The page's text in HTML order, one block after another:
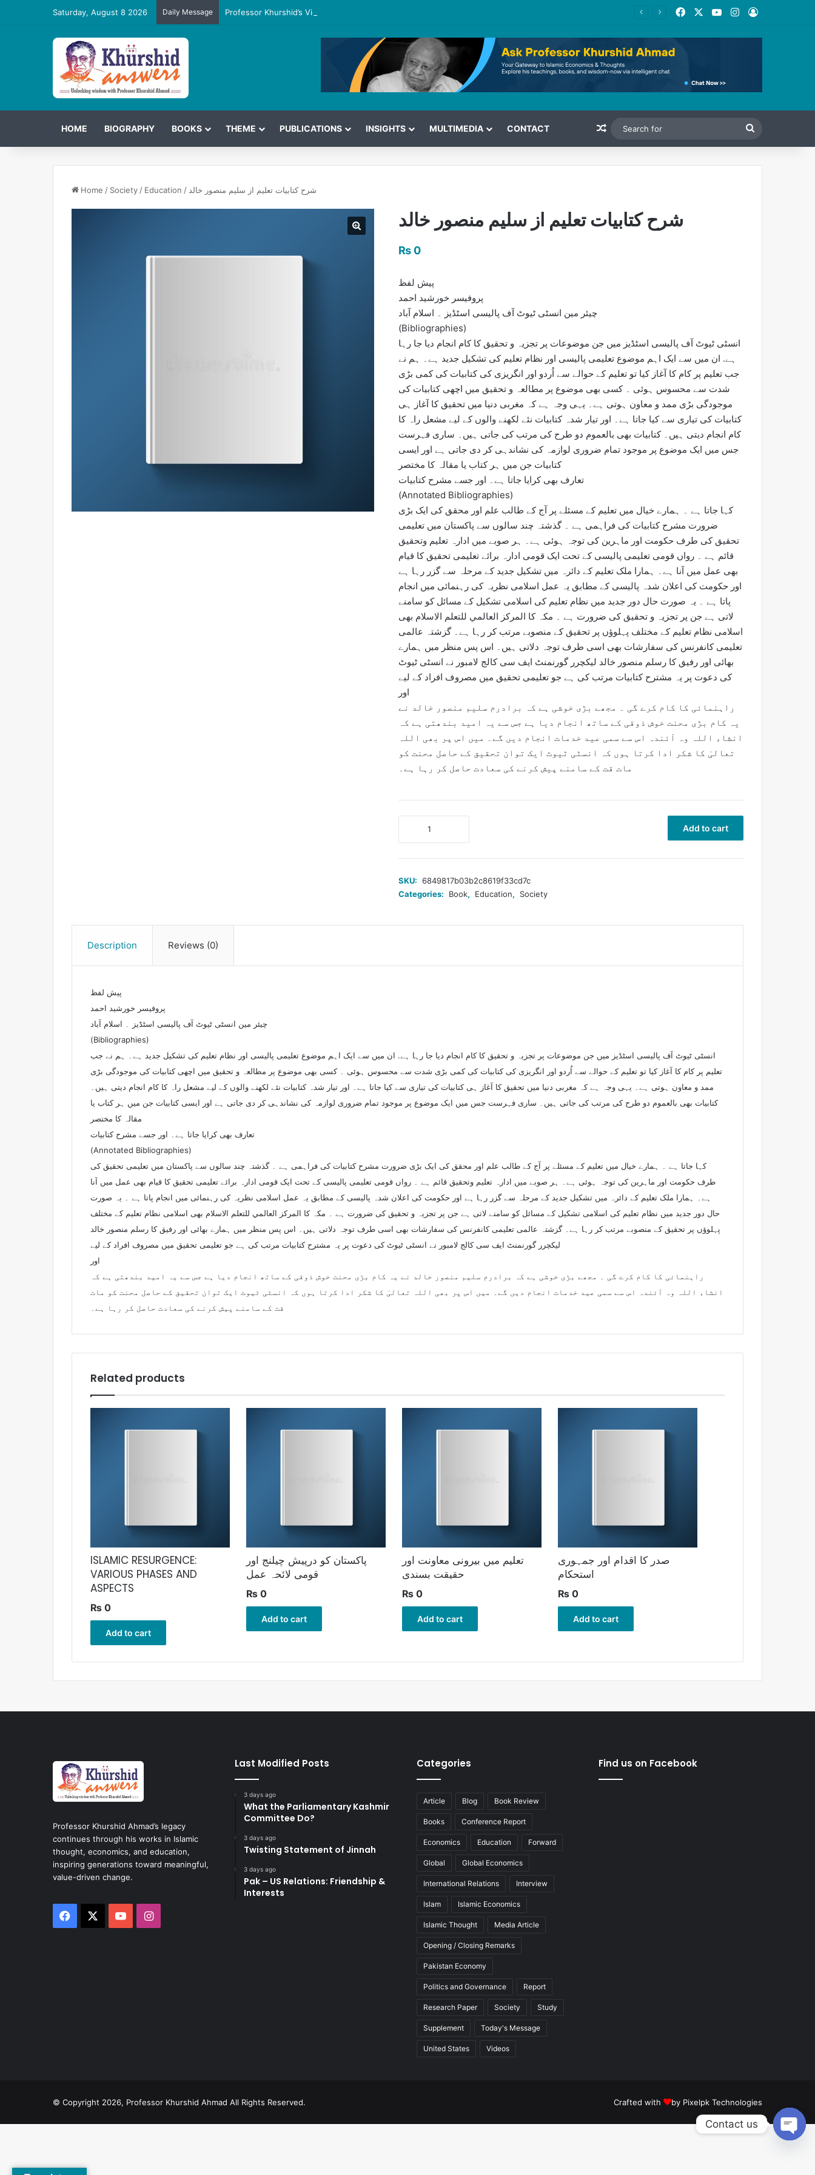
Saturday, August 8 2026 Daily Message Professor Khurshid’s View on the G7 Meeting FacebookYouTubeInstagram
Log In
HOME BIOGRAPHY BOOKS THEME PUBLICATIONS INSIGHTS MULTIMEDIA CONTACT Random Article
for
Home / Society / Education / شرح کتابیات تعلیم از سلیم منصور خالد
شرح کتابیات تعلیم از سلیم منصور خالد
₨0
پیش لفظ
پروفیسر خورشید احمد
چیئر مین انسٹی ٹیوٹ آف پالیسی اسٹڈیز ۔ اسلام آباد
(Bibliographies)
انسٹی ٹیوٹ آف پالیسی اسٹڈیز میں جن موضوعات پر تجزیہ و تحقیق کا کام انجام دیا جا رہا
ہے. ان میں سے ایک اہم موضوع تعلیمی پالیسی اور نظام تعلیم کی تشکیل جدید ہے۔ ہم نے
جب تعلیم پر کام کا آغاز کیا تو تعلیم کے حوالے سے اُردو اور انگریزی کی کتابیات کی کمی بڑی
شدت سے محسوس ہوئی ۔ کسی بھی موضوع پر مطالعہ و تحقیق میں اچھی کتابیات کی
موجودگی بڑی ممد و معاون ہوتی ہے۔ یہی وجہ ہے کہ مغربی دنیا میں تحقیق کا آغاز ہی
کتابیات کی تیاری سے کیا جاتا ہے۔ اور تیار شدہ کتابیات نئے لکھنے والوں کے لیے مشعل راہ کا
کام انجام دیتی ہیں۔ کتابیات بھی بالعموم دو طرح کی مرتب کی جاتی ہیں۔ ساری فہرست
جس میں ایک موضوع پر موجود تمام ضروری لوازمہ کی نشاندہی کر دی جاتی ہے اور ایسی
کتابیات جن میں ہر کتاب یا مقالہ کا مختصر
تعارف بھی کرایا جاتا ہے۔ اور جسے مشرح کتابیات
(Annotated Bibliographies)
کہا جاتا ہے ۔ ہمارے خیال میں تعلیم کے مسئلے پر آج کے طالب علم اور محقق کی ایک بڑی
ضرورت مشرح کتابیات کی فراہمی ہے ۔ گذشتہ چند سالوں سے پاکستان میں تعلیمی
تحقیق کی طرف حکومت اور ماہرین کی توجہ ہوئی ہے۔ ہر صوبے میں ادارہ تعلیم وتحقیق
قائم ہے ۔ رواں قومی تعلیمی پالیسی کے تحت ایک قومی ادارہ برائے تعلیمی تحقیق کا قیام
بھی عمل میں آنا ہے۔ ہمارا ملک تعلیم کے دائرہ میں تشکیل جدید کے مرحلہ سے گزر رہا ہے
اور حکومت کی اعلان شدہ پالیسی کے مطابق یہ عمل اسلامی نظریہ کی رہنمائی میں انجام
پاتا ہے ۔ یہ صورت حال دور جدید میں نظام تعلیم کی اسلامی تشکیل کے مسائل کو سامنے
لاتی ہے جن پر تجزیہ و تحقیق کی ضرورت ہے ۔ مکہ کا المركز العالمي للتعلم الاسلام بھی
اسلامی نظام تعلیم کے مختلف پہلوؤں پر تحقیق کے منصوبے مرتب کر رہا ہے۔ گزشتہ عالمی
تعلیمی کانفرنس کی سفارشات بھی اسی طرف توجہ دلاتی ہیں۔ اس پس منظر میں ہمارے
بھائی اور رفیق کا رسلم منصور خالد لیکچرر گورنمنٹ ایف سی کالج لامبور نے انسٹی ٹیوٹ
کی دعوت پر یہ مشترح کتابیات مرتب کی ہے جو تعلیمی تحقیق میں مصروف افراد کے لیے
اور
راہنمائی کا کام کرے گی ۔ مجھے بڑی خوشی ہے کہ برادرم سلیم منصور خالد نے
یہ کام بڑی محنت خوش ذوقی کے ساتھ انجام دیا ہے جس سے یہ امید بندھتی ہے کہ
انشاء اللہ وہ آئندہ اس سے سمی عید خدمات انجام دیں گے۔ میں اس پر بھی اللہ
تعالیٰ کا شکر ادا کرتا ہوں کہ انسٹی ٹیوٹ ایک توان تحقیق کے حاصل محنت کو
مات قت کے سامنے پیش کرنے کی سعادت حاصل کر رہا ہے۔
از
منصور
خالد
Add to cart
SKU: 6849817b03b2c8619f33cd7c
Categories:
Book, Education, Society
Description Reviews (0)
پیش لفظ
پروفیسر خورشید احمد
چیئر مین انسٹی ٹیوٹ آف پالیسی اسٹڈیز ۔ اسلام آباد
(Bibliographies)
انسٹی ٹیوٹ آف پالیسی اسٹڈیز میں جن موضوعات پر تجزیہ و تحقیق کا کام انجام دیا جا رہا ہے. ان میں سے ایک اہم موضوع تعلیمی پالیسی اور نظام تعلیم کی تشکیل جدید ہے۔ ہم نے جب
تعلیم پر کام کا آغاز کیا تو تعلیم کے حوالے سے اُردو اور انگریزی کی کتابیات کی کمی بڑی شدت سے محسوس ہوئی ۔ کسی بھی موضوع پر مطالعہ و تحقیق میں اچھی کتابیات کی موجودگی بڑی
ممد و معاون ہوتی ہے۔ یہی وجہ ہے کہ مغربی دنیا میں تحقیق کا آغاز ہی کتابیات کی تیاری سے کیا جاتا ہے۔ اور تیار شدہ کتابیات نئے لکھنے والوں کے لیے مشعل راہ کا کام انجام دیتی ہیں۔
کتابیات بھی بالعموم دو طرح کی مرتب کی جاتی ہیں۔ ساری فہرست جس میں ایک موضوع پر موجود تمام ضروری لوازمہ کی نشاندہی کر دی جاتی ہے اور ایسی کتابیات جن میں ہر کتاب یا
مقالہ کا مختصر
تعارف بھی کرایا جاتا ہے۔ اور جسے مشرح کتابیات
(Annotated Bibliographies)
کہا جاتا ہے ۔ ہمارے خیال میں تعلیم کے مسئلے پر آج کے طالب علم اور محقق کی ایک بڑی ضرورت مشرح کتابیات کی فراہمی ہے ۔ گذشتہ چند سالوں سے پاکستان میں تعلیمی تحقیق کی
طرف حکومت اور ماہرین کی توجہ ہوئی ہے۔ ہر صوبے میں ادارہ تعلیم وتحقیق قائم ہے ۔ رواں قومی تعلیمی پالیسی کے تحت ایک قومی ادارہ برائے تعلیمی تحقیق کا قیام بھی عمل میں آنا
ہے۔ ہمارا ملک تعلیم کے دائرہ میں تشکیل جدید کے مرحلہ سے گزر رہا ہے اور حکومت کی اعلان شدہ پالیسی کے مطابق یہ عمل اسلامی نظریہ کی رہنمائی میں انجام پاتا ہے ۔ یہ صورت
حال دور جدید میں نظام تعلیم کی اسلامی تشکیل کے مسائل کو سامنے لاتی ہے جن پر تجزیہ و تحقیق کی ضرورت ہے ۔ مکہ کا المركز العالمي للتعلم الاسلام بھی اسلامی نظام تعلیم کے مختلف
پہلوؤں پر تحقیق کے منصوبے مرتب کر رہا ہے۔ گزشتہ عالمی تعلیمی کانفرنس کی سفارشات بھی اسی طرف توجہ دلاتی ہیں۔ اس پس منظر میں ہمارے بھائی اور رفیق کا رسلم منصور خالد
لیکچرر گورنمنٹ ایف سی کالج لامبور نے انسٹی ٹیوٹ کی دعوت پر یہ مشترح کتابیات مرتب کی ہے جو تعلیمی تحقیق میں مصروف افراد کے لیے
اور
راہنمائی کا کام کرے گی ۔ مجھے بڑی خوشی ہے کہ برادرم سلیم منصور خالد نے یہ کام بڑی محنت خوش ذوقی کے ساتھ انجام دیا ہے جس سے یہ امید بندھتی ہے کہ
انشاء اللہ وہ آئندہ اس سے سمی عید خدمات انجام دیں گے۔ میں اس پر بھی اللہ تعالیٰ کا شکر ادا کرتا ہوں کہ انسٹی ٹیوٹ ایک توان تحقیق کے حاصل محنت کو مات
قت کے سامنے پیش کرنے کی سعادت حاصل کر رہا ہے۔
Related products
ISLAMIC RESURGENCE:
VARIOUS PHASES AND
ASPECTS
₨ 0
Add to cart
پاکستان کو درپیش چیلنج اور
قومی لائحہ عمل
₨0
Add to cart
تعلیم میں بیرونی معاونت اور
حقیقت بسندی
₨0
Add to cart
صدر کا اقدام اور جمہوری
استحکام
₨0
Add to cart
Professor Khurshid Ahmad’s legacy
continues through his works in Islamic
thought, economics, and education,
inspiring generations toward meaningful,
value-driven change.
Facebook YouTubeInstagram
Last Modified Posts
3 days ago
What the Parliamentary Kashmir
Committee Do?
3 days ago
Twisting Statement of Jinnah
3 days ago
Pak – US Relations: Friendship &
Interests
Categories
Article Blog Book Review
Books Conference Report
Economics Education Forward
Global Global Economics
International Relations Interview
Islam Islamic Economics
Islamic Thought Media Article
Opening / Closing Remarks
Pakistan Economy
Politics and Governance Report
Research Paper Society Study
Supplement Today's Message
United States Videos
Find us on Facebook
© Copyright 2026, Professor Khurshid Ahmad All Rights Reserved. Crafted with by Pixelpk Technologies
Contact us